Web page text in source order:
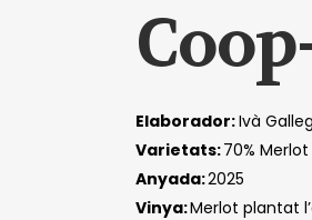
Elaborador:Ivà
Varietats:70%
Anyada:2025
Vinya:Merlot plantat